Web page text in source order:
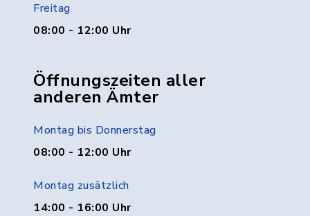
Freitag
08:00 - 12:00 Uhr
Öffnungszeiten aller
anderen Ämter
Montag bis Donnerstag
08:00 - 12:00 Uhr
Montag zusätzlich
14:00 - 16:00 Uhr